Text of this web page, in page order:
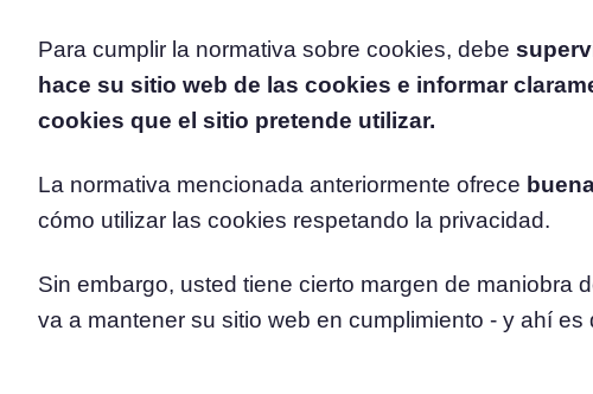
Para cumplir la normativa sobre cookies, debe
hace su sitio web de las cookies e informar
cookies que el sitio pretende utilizar.
La normativa mencionada anteriormente ofrece
cómo utilizar las cookies respetando la privacidad.
Sin embargo, usted tiene cierto margen de maniobra
va a mantener su sitio web en cumplimiento - y ahí